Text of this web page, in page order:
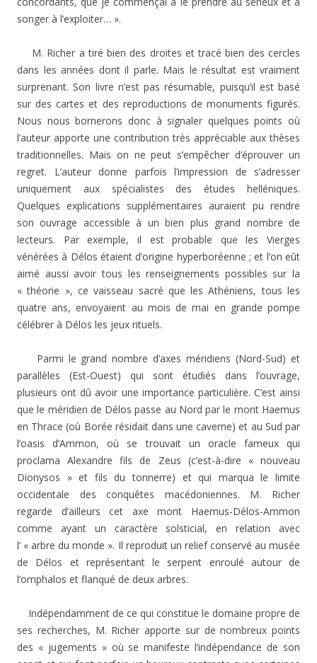
songer à l’exploiter… ».
M. Richer a tiré bien des droites et tracé bien des cercles
dans les années dont il parle. Mais le résultat est vraiment
surprenant. Son livre n’est pas résumable, puisqu’il est basé
sur des cartes et des reproductions de monuments figurés.
Nous nous bornerons donc à signaler quelques points où
l’auteur apporte une contribution très appréciable aux thèses
traditionnelles. Mais on ne peut s’empêcher d’éprouver un
regret. L’auteur donne parfois l’impression de s’adresser
uniquement aux spécialistes des études helléniques.
Quelques explications supplémentaires auraient pu rendre
son ouvrage accessible à un bien plus grand nombre de
lecteurs. Par exemple, il est probable que les Vierges
vénérées à Délos étaient d’origine hyperboréenne ; et l’on eût
aimé aussi avoir tous les renseignements possibles sur la
« théorie », ce vaisseau sacré que les Athéniens, tous les
quatre ans, envoyaient au mois de mai en grande pompe
célébrer à Délos les jeux rituels.
Parmi le grand nombre d’axes méridiens (Nord-Sud) et
parallèles (Est-Ouest) qui sont étudiés dans l’ouvrage,
plusieurs ont dû avoir une importance particulière. C’est ainsi
que le méridien de Délos passe au Nord par le mont Haemus
en Thrace (où Borée résidait dans une caverne) et au Sud par
l’oasis d’Ammon, où se trouvait un oracle fameux qui
proclama Alexandre fils de Zeus (c’est-à-dire « nouveau
Dionysos » et fils du tonnerre) et qui marqua le limite
occidentale des conquêtes macédoniennes. M. Richer
regarde d’ailleurs cet axe mont Haemus-Délos-Ammon
comme ayant un caractère solsticial, en relation avec
l’ « arbre du monde ». Il reproduit un relief conservé au musée
de Délos et représentant le serpent enroulé autour de
l’omphalos et flanqué de deux arbres.
Indépendamment de ce qui constitue le domaine propre de
ses recherches, M. Richer apporte sur de nombreux points
des « jugements » où se manifeste l’indépendance de son